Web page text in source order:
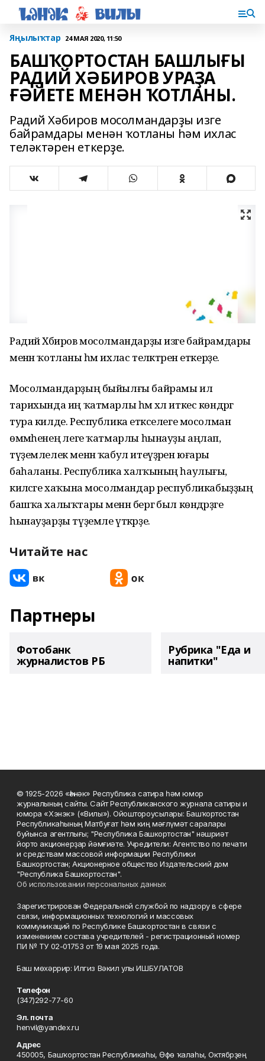
Яңылыҡтар 24 МАЯ 2020, 11:50
БАШҠОРТОСТАН БАШЛЫҒЫ
РАДИЙ ХӘБИРОВ УРАҘА
ҒӘЙЕТЕ МЕНӘН ҠОТЛАНЫ.
Радий Хәбиров мосолмандарҙы изге
байрамдары менән ҡотланы һәм ихлас
теләктәрен еткерҙе.
Радий Хәбиров мосолмандарҙы изге байрамдары
менән ҡотланы һәм ихлас теләктәрен еткерҙе.
Мосолмандарҙың быйылғы байрамы ил
тарихында иң ҡатмарлы һәм хәл иткес көндәргә
тура килде. Республика етәкселеге мосолман
өммәһенең әлеге ҡатмарлы һынауҙы аңлап,
түҙемлелек менән ҡабул итеүҙәрен юғары
баһаланы. Республика халҡының һаулығы,
киләсәге хаҡына мосолмандар республикабыҙҙың
башҡа халыҡтары менән бергә был көндәрҙәге
һынауҙарҙы түҙемле үткәрҙе.
Читайте нас
Партнеры
Фотобанк
журналистов РБ
Рубрика "Еда и
напитки"
© 1925-2026 «Һәнәк» Республика сатира һәм юмор
журналының сайты. Сайт Республиканского журнала сатиры и
юмора «Хэнэк» («Вилы»). Ойоштороусылары: Башҡортостан
Республикаһының Матбуғат һәм киң мәғлүмәт саралары
буйынса агентлығы; "Республика Башкортостан" нәшриәт
йорто акционерҙар йәмғиәте. Учредители: Агентство по печати
и средствам массовой информации Республики
Башкортостан; Акционерное общество Издательский дом
"Республика Башкортостан".
Об использовании персональных данных
Зарегистрирован Федеральной службой по надзору в сфере
связи, информационных технологий и массовых
коммуникаций по Республике Башкортостан в связи с
изменением состава учредителей - регистрационный номер
ПИ № ТУ 02-01753 от 19 мая 2025 года.
Баш мөхәррир: Илгиз Вәкил улы ИШБУЛАТОВ
Телефон
(347)292-77-60
Эл. почта
henvil@yandex.ru
Адрес
450005, Башҡортостан Республикаһы, Өфө ҡалаһы, Октябрҙең